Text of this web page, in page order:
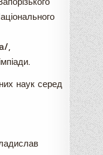
,
наук серед